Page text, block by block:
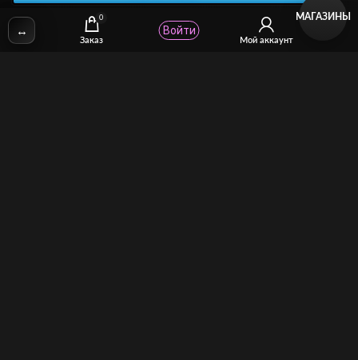
✉Email: stcomhelp@gmail.com
↔
0
Заказ Мой аккаунт
Войти
МАГАЗИНЫ